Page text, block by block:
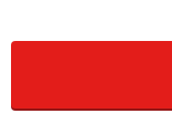
※記事内容は執筆時